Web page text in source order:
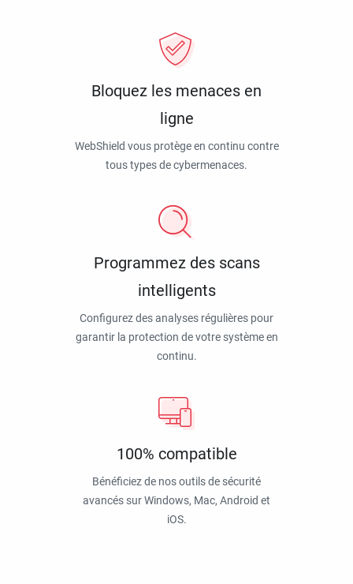
Bloquez les menaces en
ligne
WebShield vous protège en continu contre
tous types de cybermenaces.
Programmez des scans
intelligents
Configurez des analyses régulières pour
garantir la protection de votre système en
continu.
100% compatible
Bénéficiez de nos outils de sécurité
avancés sur Windows, Mac, Android et
iOS.